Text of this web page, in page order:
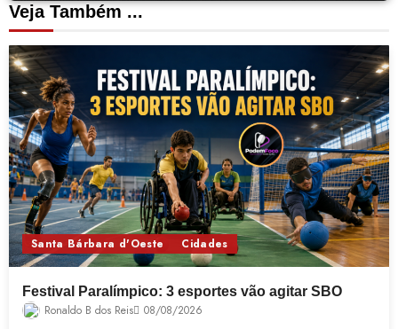
Veja Também ...
Santa Bárbara d'Oeste Cidades
Festival Paralímpico: 3 esportes vão agitar SBO
Ronaldo B dos Reis 08/08/2026